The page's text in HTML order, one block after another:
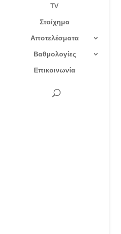
TV
Στοίχημα
Αποτελέσματα
Βαθμολογίες
Επικοινωνία